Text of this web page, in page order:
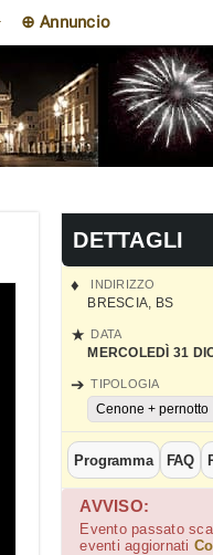
⊕ Annuncio
DETTAGLI
INDIRIZZO
BRESCIA, BS
DATA
MERCOLEDÌ 31
TIPOLOGIA
Cenone + pernotto
Programma FAQ
AVVISO:
Evento passato
eventi aggiornati